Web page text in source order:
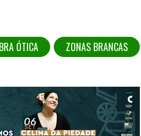
ÓTICA ZONAS BRANCAS